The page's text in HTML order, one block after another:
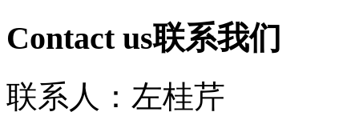
Contact us联系我们
联系人：左桂芹